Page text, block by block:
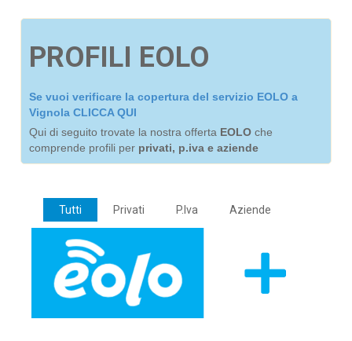
PROFILI EOLO
Se vuoi verificare la copertura del servizio EOLO a
Vignola CLICCA QUI
Qui di seguito trovate la nostra offerta EOLO che
comprende profili per privati, p.iva e aziende
Tutti Privati P.Iva Aziende